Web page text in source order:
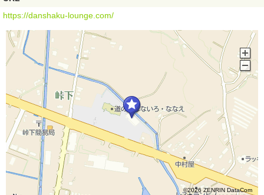
https://danshaku-lounge.com/
©2026 ZENRIN DataCom